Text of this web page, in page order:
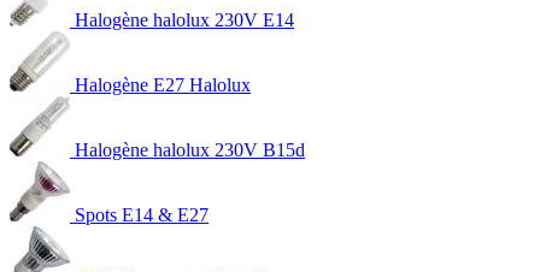
Halogène halolux 230V E14
Halogène E27 Halolux
Halogène halolux 230V B15d
Spots E14 & E27